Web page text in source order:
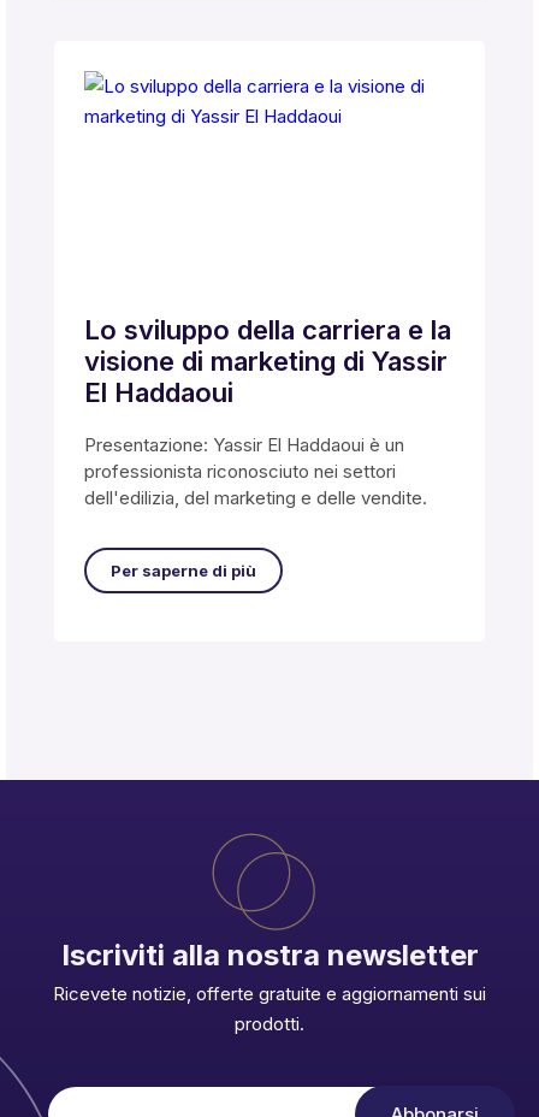
Lo sviluppo della carriera e la
visione di marketing di Yassir
El Haddaoui
Presentazione: Yassir El Haddaoui è un
professionista riconosciuto nei settori
dell'edilizia, del marketing e delle vendite.
Per saperne di più
Iscriviti alla nostra newsletter
Ricevete notizie, offerte gratuite e aggiornamenti sui
prodotti.